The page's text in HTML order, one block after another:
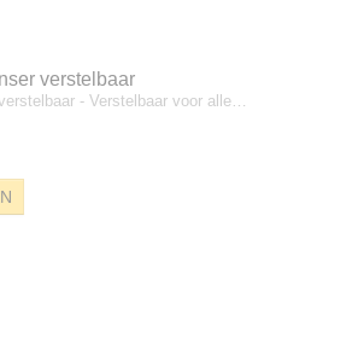
verstelbaar
- Verstelbaar voor alle…